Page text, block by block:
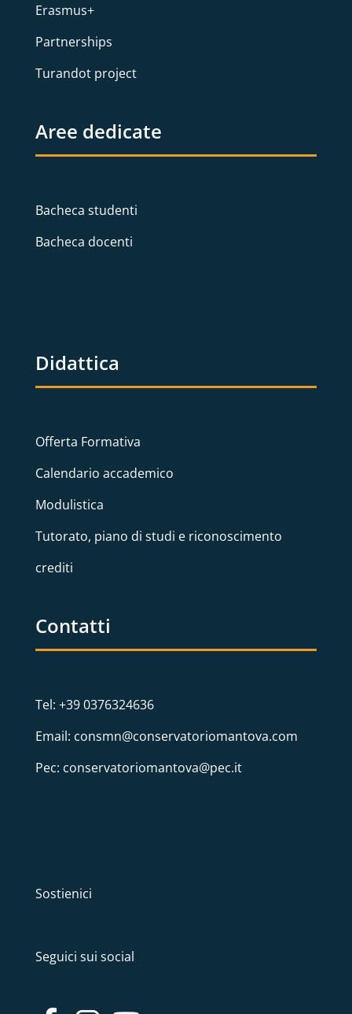
Erasmus+
Partnerships
Turandot project
Aree dedicate
Bacheca studenti
Bacheca docenti
Didattica
Offerta Formativa
Calendario accademico
Modulistica
Tutorato, piano di studi e riconoscimento
crediti
Contatti
Tel: +39 0376324636
Email: consmn@conservatoriomantova.com
Pec: conservatoriomantova@pec.it
Sostienici
Seguici sui social